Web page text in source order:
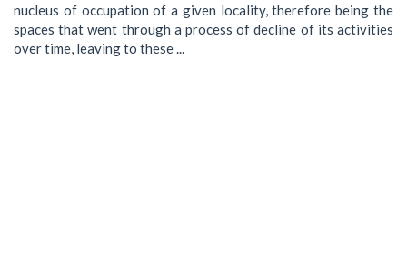
nucleus of occupation of a given locality, therefore being the
spaces that went through a process of decline of its activities
over time, leaving to these ...